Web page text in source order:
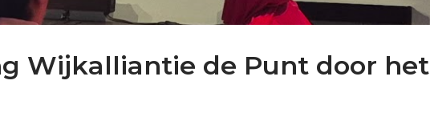
Wijkalliantie de Punt door het